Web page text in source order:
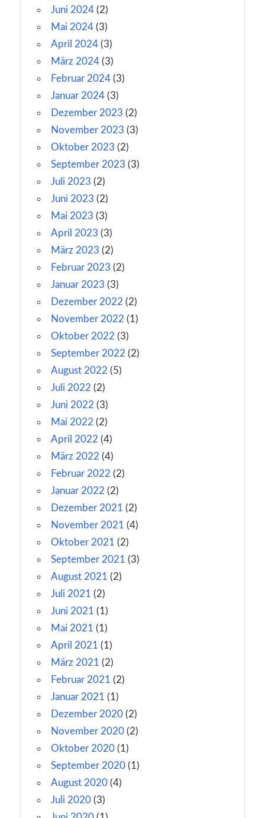
Juni 2024 (2)
Mai 2024 (3)
April 2024 (3)
März 2024 (3)
Februar 2024 (3)
Januar 2024 (3)
Dezember 2023 (2)
November 2023 (3)
Oktober 2023 (2)
September 2023 (3)
Juli 2023 (2)
Juni 2023 (2)
Mai 2023 (3)
April 2023 (3)
März 2023 (2)
Februar 2023 (2)
Januar 2023 (3)
Dezember 2022 (2)
November 2022 (1)
Oktober 2022 (3)
September 2022 (2)
August 2022 (5)
Juli 2022 (2)
Juni 2022 (3)
Mai 2022 (2)
April 2022 (4)
März 2022 (4)
Februar 2022 (2)
Januar 2022 (2)
Dezember 2021 (2)
November 2021 (4)
Oktober 2021 (2)
September 2021 (3)
August 2021 (2)
Juli 2021 (2)
Juni 2021 (1)
Mai 2021 (1)
April 2021 (1)
März 2021 (2)
Februar 2021 (2)
Januar 2021 (1)
Dezember 2020 (2)
November 2020 (2)
Oktober 2020 (1)
September 2020 (1)
August 2020 (4)
Juli 2020 (3)